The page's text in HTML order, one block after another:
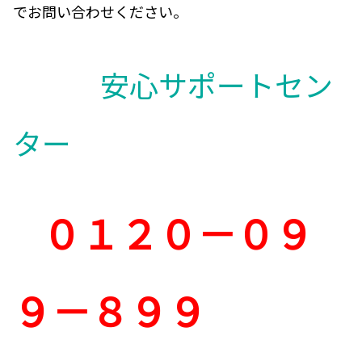
でお問い合わせください。
安心サポートセン
ター
０１２０－０９
９－８９９